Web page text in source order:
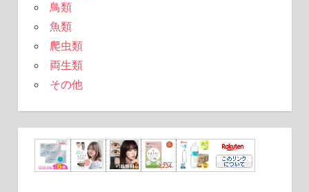
鳥類
魚類
爬虫類
両生類
その他